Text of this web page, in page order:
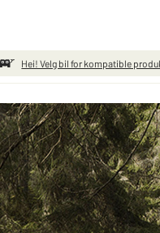
Hei! Velg bil for kompatible